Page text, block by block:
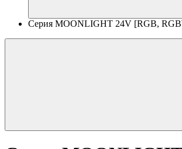
Серия MOONLIGHT 24V [RGB,